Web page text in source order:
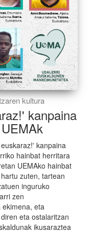
kultura
kanpaina
kanpaina
hainbat herritara
UEMAko hainbat
zuten, tartean
inguruko
zen
ekimena, eta
eta ostalaritzan
ikusaraztea